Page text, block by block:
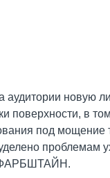
новую
поверхности, в
под
проблемам
ФАРБШТАЙН.